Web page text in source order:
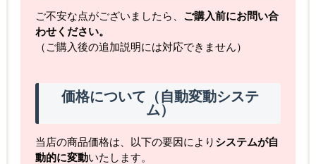
ご不安な点がございましたら、 ご購入前にお問い合
わせください。
（ご購入後の追加説明には対応できません）
価格について（自動変動システ
ム）
当店の商品価格は、以下の要因により システムが自
動的に変動いたします。